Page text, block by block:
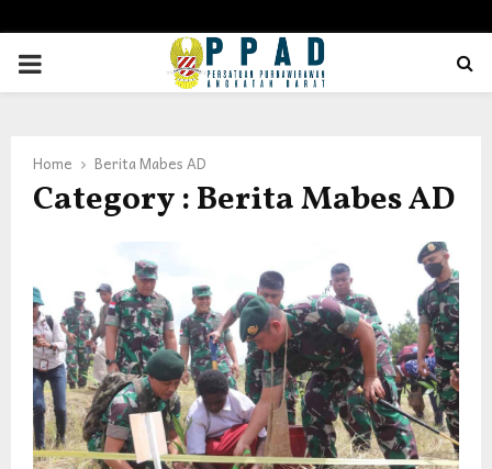
PRIMARY
Home Berita Mabes AD
Category : Berita Mabes AD